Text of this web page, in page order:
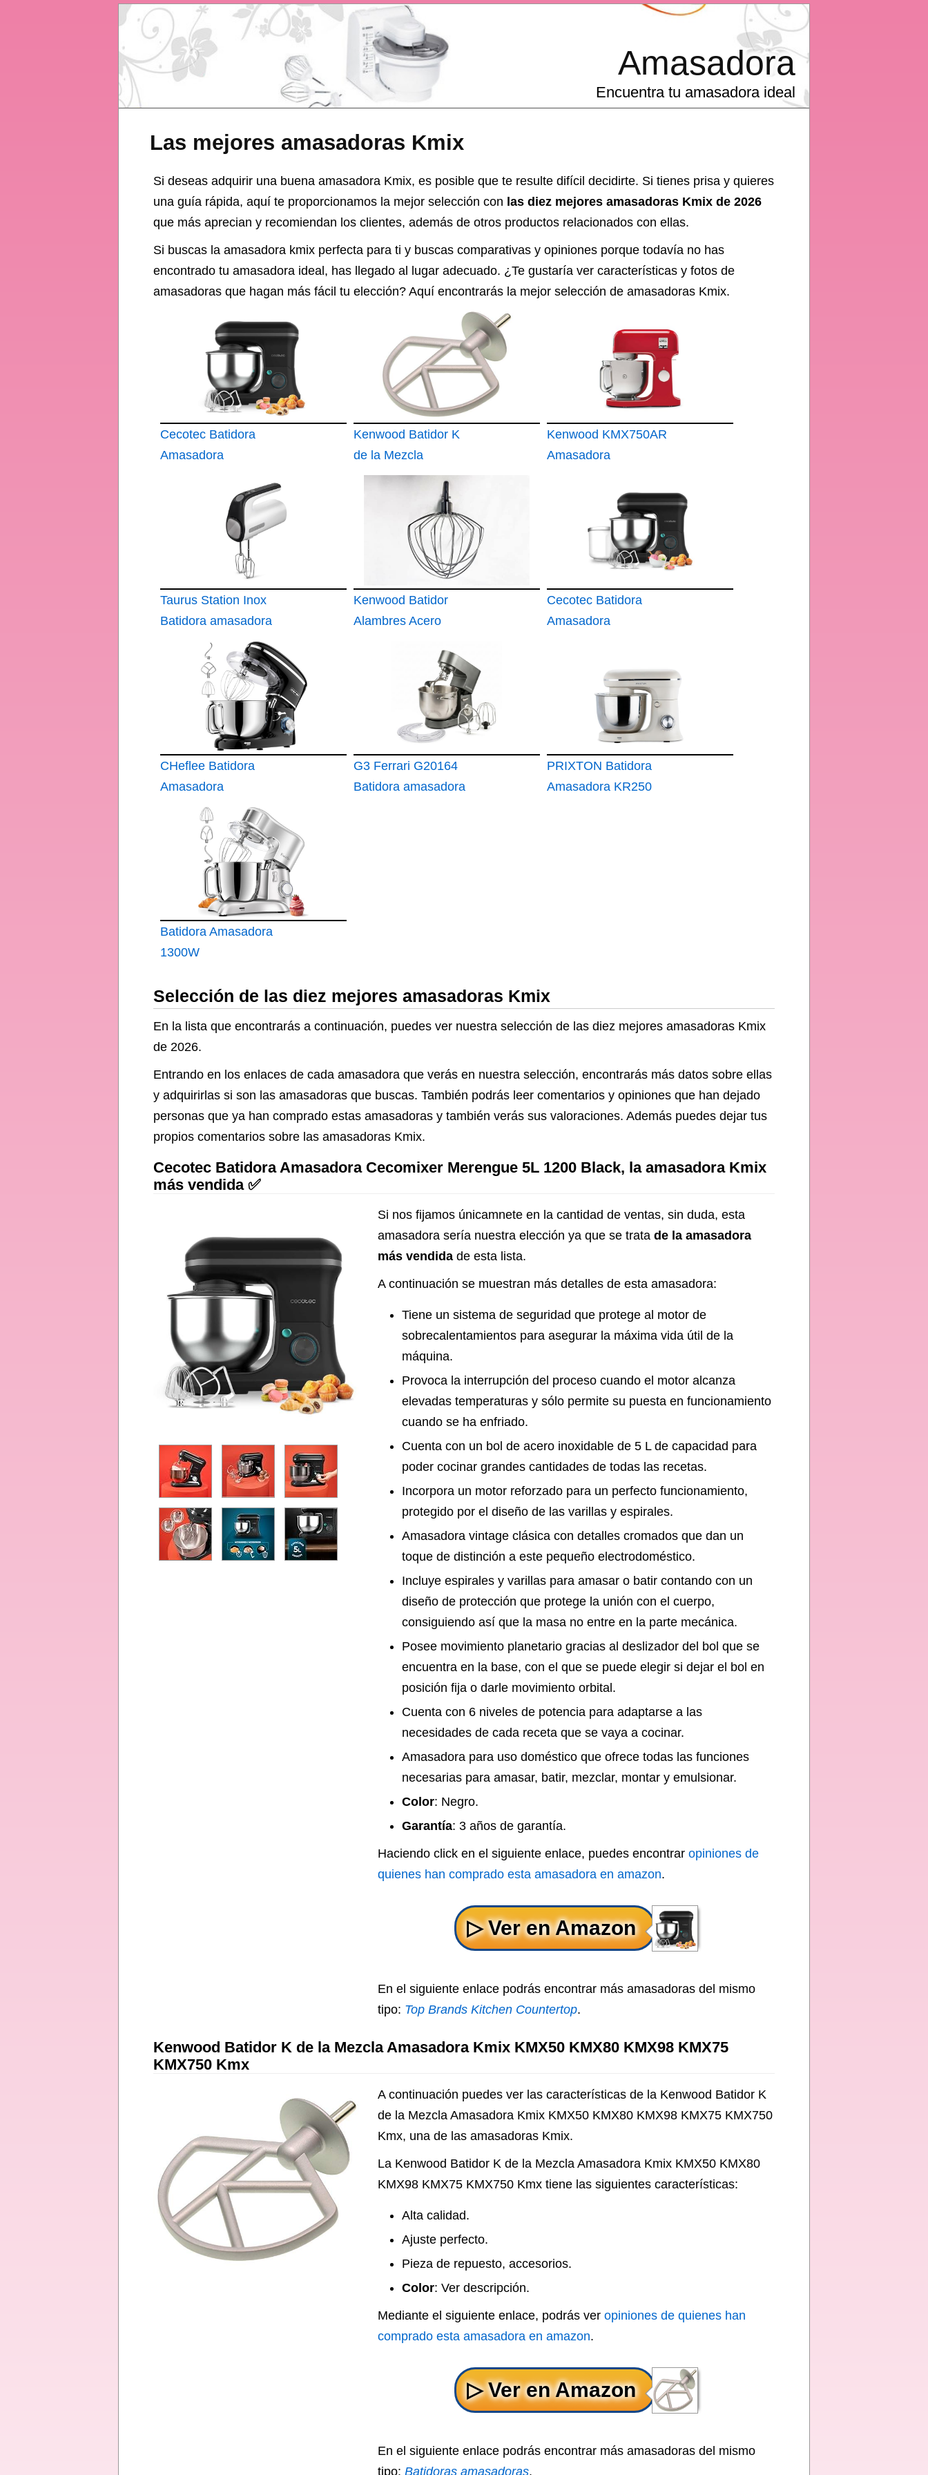
Las mejores amasadoras Kmix
Amasadora
Encuentra tu amasadora ideal
Si deseas adquirir una buena amasadora Kmix, es posible que te resulte difícil decidirte. Si tienes prisa y quieres
una guía rápida, aquí te proporcionamos la mejor selección con las diez mejores amasadoras Kmix de 2026
que más aprecian y recomiendan los clientes, además de otros productos relacionados con ellas.
Si buscas la amasadora kmix perfecta para ti y buscas comparativas y opiniones porque todavía no has
encontrado tu amasadora ideal, has llegado al lugar adecuado. ¿Te gustaría ver características y fotos de
amasadoras que hagan más fácil tu elección? Aquí encontrarás la mejor selección de amasadoras Kmix.
Cecotec Batidora
Amasadora
5L 1200 Black
Kenwood Batidor K
de la Mezcla
Amasadora Kmix
KMX98 KMX75
KMX750 Kmx
Kenwood KMX750AR
Amasadora
Machine kMix
Taurus Station Inox
Batidora amasadora
de repostería
Kenwood Batidor
Alambres Acero
Kmix KMX50 KMX80
KMX98 KMX75
Cecotec Batidora
Amasadora
CHeflee Batidora
Amasadora
Profesional
G3 Ferrari G20164
Batidora amasadora
PRIXTON Batidora
Amasadora KR250
Batidora Amasadora
1300W
Selección de las diez mejores amasadoras Kmix
En la lista que encontrarás a continuación, puedes ver nuestra selección de las diez mejores amasadoras Kmix
de 2026.
Entrando en los enlaces de cada amasadora que verás en nuestra selección, encontrarás más datos sobre ellas
y adquirirlas si son las amasadoras que buscas. También podrás leer comentarios y opiniones que han dejado
personas que ya han comprado estas amasadoras y también verás sus valoraciones. Además puedes dejar tus
propios comentarios sobre las amasadoras Kmix.
Cecotec Batidora Amasadora Cecomixer Merengue 5L 1200 Black, la amasadora Kmix
más vendida ✅
Si nos fijamos únicamnete en la cantidad de ventas, sin duda, esta
amasadora sería nuestra elección ya que se trata de la amasadora
más vendida de esta lista.
A continuación se muestran más detalles de esta amasadora:
Tiene un sistema de seguridad que protege al motor de
sobrecalentamientos para asegurar la máxima vida útil de la
máquina.
Provoca la interrupción del proceso cuando el motor alcanza
elevadas temperaturas y sólo permite su puesta en funcionamiento
cuando se ha enfriado.
Cuenta con un bol de acero inoxidable de 5 L de capacidad para
poder cocinar grandes cantidades de todas las recetas.
Incorpora un motor reforzado para un perfecto funcionamiento,
protegido por el diseño de las varillas y espirales.
Amasadora vintage clásica con detalles cromados que dan un
toque de distinción a este pequeño electrodoméstico.
Incluye espirales y varillas para amasar o batir contando con un
diseño de protección que protege la unión con el cuerpo,
consiguiendo así que la masa no entre en la parte mecánica.
Posee movimiento planetario gracias al deslizador del bol que se
encuentra en la base, con el que se puede elegir si dejar el bol en
posición fija o darle movimiento orbital.
Cuenta con 6 niveles de potencia para adaptarse a las
necesidades de cada receta que se vaya a cocinar.
Amasadora para uso doméstico que ofrece todas las funciones
necesarias para amasar, batir, mezclar, montar y emulsionar.
Color: Negro.
Garantía: 3 años de garantía.
Haciendo click en el siguiente enlace, puedes encontrar opiniones de
quienes han comprado esta amasadora en amazon.
En el siguiente enlace podrás encontrar más amasadoras del mismo
tipo: Top Brands Kitchen Countertop.
Kenwood Batidor K de la Mezcla Amasadora Kmix KMX50 KMX80 KMX98 KMX75
KMX750 Kmx
A continuación puedes ver las características de la Kenwood Batidor K
de la Mezcla Amasadora Kmix KMX50 KMX80 KMX98 KMX75 KMX750
Kmx, una de las amasadoras Kmix.
La Kenwood Batidor K de la Mezcla Amasadora Kmix KMX50 KMX80
KMX98 KMX75 KMX750 Kmx tiene las siguientes características:
Alta calidad.
Ajuste perfecto.
Pieza de repuesto, accesorios.
Color: Ver descripción.
Mediante el siguiente enlace, podrás ver opiniones de quienes han
comprado esta amasadora en amazon.
En el siguiente enlace podrás encontrar más amasadoras del mismo
tipo: Batidoras amasadoras.